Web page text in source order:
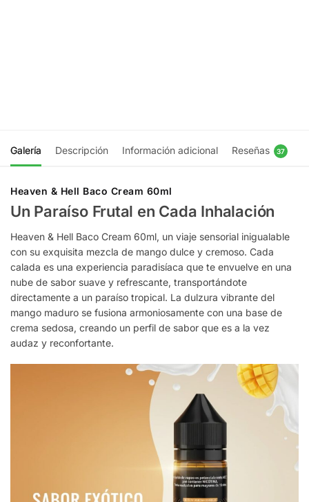
Galería Descripción Información adicional Reseñas 37
Heaven & Hell Baco Cream 60ml
Un Paraíso Frutal en Cada Inhalación
Heaven & Hell Baco Cream 60ml, un viaje sensorial inigualable
con su exquisita mezcla de mango dulce y cremoso. Cada
calada es una experiencia paradisíaca que te envuelve en una
nube de sabor suave y refrescante, transportándote
directamente a un paraíso tropical. La dulzura vibrante del
mango maduro se fusiona armoniosamente con una base de
crema sedosa, creando un perfil de sabor que es a la vez
audaz y reconfortante.